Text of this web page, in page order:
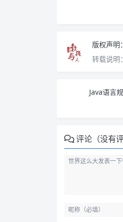
版权声明：
转载说明：
Java语言
评论（没有评